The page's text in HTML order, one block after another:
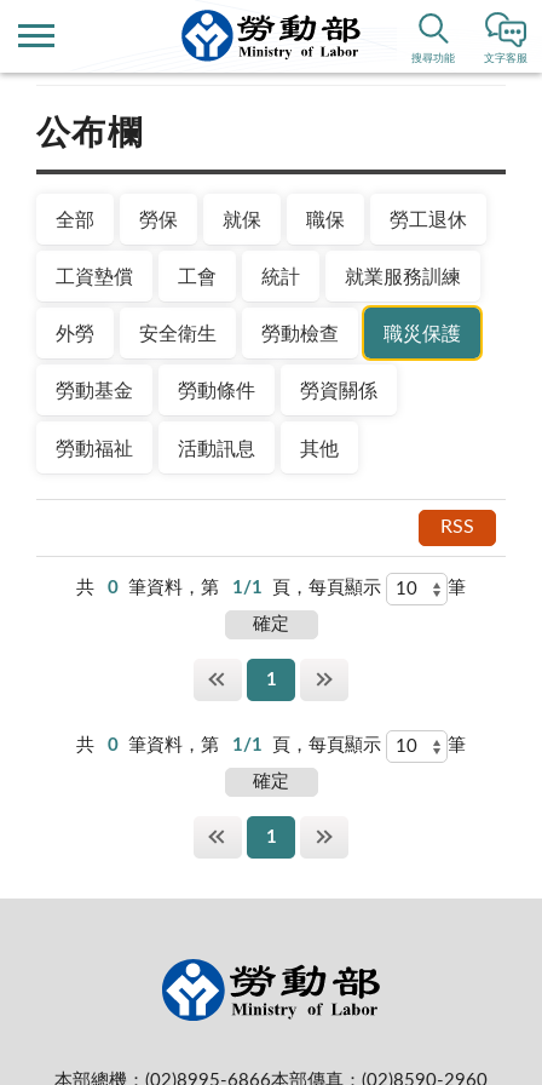
文字客服
搜尋功能
新聞公告
公布欄
全部 勞保 就保 職保 勞工退休
工資墊償 工會 統計 就業服務訓練
外勞 安全衛生 勞動檢查 職災保護
勞動基金 勞動條件 勞資關係
勞動福祉 活動訊息 其他
RSS
共 0 筆資料，第 1/1 頁，每頁顯示 筆
1
共 0 筆資料，第 1/1 頁，每頁顯示 筆
1
本部總機：(02)8995-6866本部傳真：(02)8590-2960